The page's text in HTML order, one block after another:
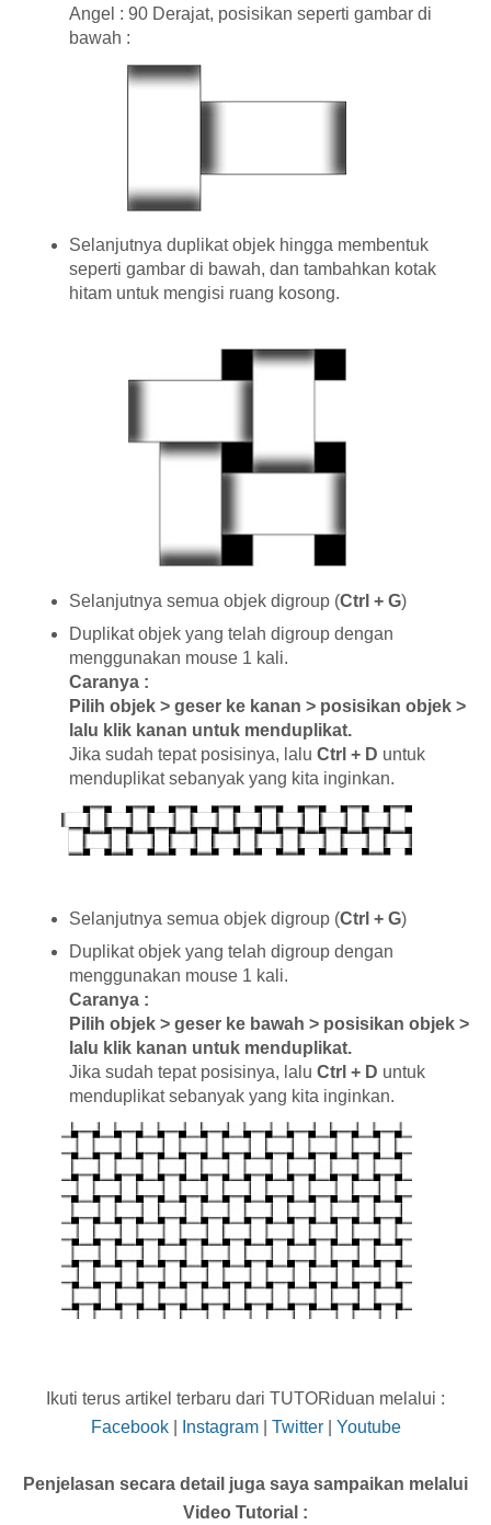
Angel : 90 Derajat, posisikan seperti gambar di
bawah :
Selanjutnya duplikat objek hingga membentuk
seperti gambar di bawah, dan tambahkan kotak
hitam untuk mengisi ruang kosong.
Selanjutnya semua objek digroup (Ctrl + G)
Duplikat objek yang telah digroup dengan
menggunakan mouse 1 kali.
Caranya :
Pilih objek > geser ke kanan > posisikan objek >
lalu klik kanan untuk menduplikat.
Jika sudah tepat posisinya, lalu Ctrl + D untuk
menduplikat sebanyak yang kita inginkan.
Selanjutnya semua objek digroup (Ctrl + G)
Duplikat objek yang telah digroup dengan
menggunakan mouse 1 kali.
Caranya :
Pilih objek > geser ke bawah > posisikan objek >
lalu klik kanan untuk menduplikat.
Jika sudah tepat posisinya, lalu Ctrl + D untuk
menduplikat sebanyak yang kita inginkan.
Ikuti terus artikel terbaru dari TUTORiduan melalui :
Facebook
Instagram| Twitter| Youtube
Penjelasan secara detail juga saya sampaikan melalui
Video Tutorial :